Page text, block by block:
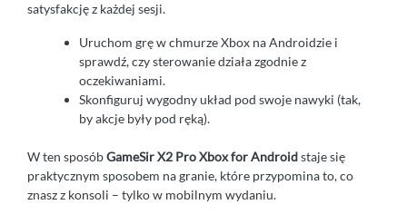
satysfakcję z każdej sesji.
Uruchom grę w chmurze Xbox na Androidzie i
sprawdź, czy sterowanie działa zgodnie z
oczekiwaniami.
Skonfiguruj wygodny układ pod swoje nawyki (tak,
by akcje były pod ręką).
W ten sposóbGameSir X2 Pro Xbox for Androidstaje się
praktycznym sposobem na granie, które przypomina to, co
znasz z konsoli – tylko w mobilnym wydaniu.